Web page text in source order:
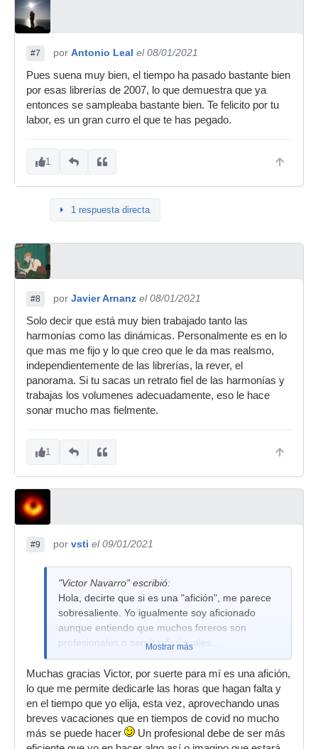
#7 por Antonio Leal el 08/01/2021
Pues suena muy bien, el tiempo ha pasado bastante bien
por esas librerías de 2007, lo que demuestra que ya
entonces se sampleaba bastante bien. Te felicito por tu
labor, es un gran curro el que te has pegado.
1
1 respuesta directa
#8 por Javier Arnanz el 08/01/2021
Solo decir que está muy bien trabajado tanto las
harmonías como las dinámicas. Personalmente es en lo
que mas me fijo y lo que creo que le da mas realsmo,
independientemente de las librerías, la rever, el
panorama. Si tu sacas un retrato fiel de las harmonías y
trabajas los volumenes adecuadamente, eso le hace
sonar mucho mas fielmente.
1
#9 por vsti el 09/01/2021
"Victor Navarro" escribió:
Hola, decirte que si es una "afición", me parece
sobresaliente. Yo igualmente soy aficionado
aunque entiendo que muchos foreros son
profesionales o semiprofesionales...
Mostrar más
Muchas gracias Victor, por suerte para mí es una afición,
lo que me permite dedicarle las horas que hagan falta y
en el tiempo que yo elija, esta vez, aprovechando unas
breves vacaciones que en tiempos de covid no mucho
más se puede hacer
Un profesional debe de ser más